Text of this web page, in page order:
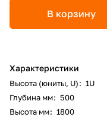
В корзину
Характеристики
Высота (юниты, U): 1U
Глубина мм: 500
Высота мм: 1800